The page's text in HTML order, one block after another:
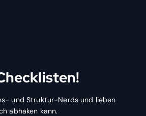
und Struktur-Nerds und lieben
abhaken kann.